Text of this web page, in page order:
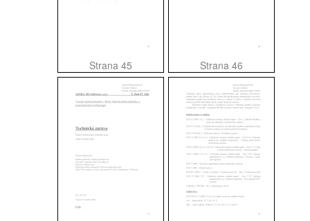
Strana 45 Strana 46